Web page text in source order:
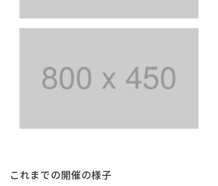
これまでの開催の様子